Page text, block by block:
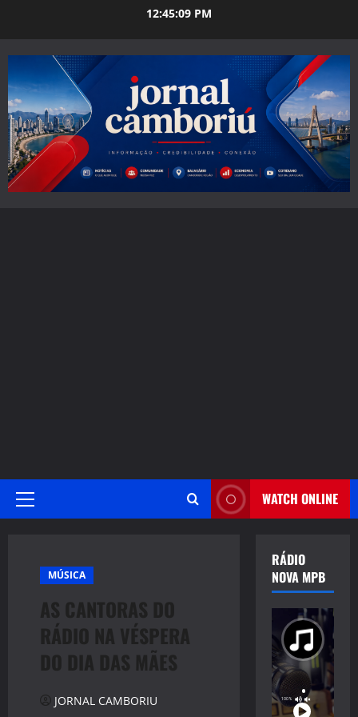
12:45:10 PM
Primary
WATCH ONLINE
MÚSICA
AS CANTORAS DO
RÁDIO NA VÉSPERA
DO DIA DAS MÃES
JORNAL CAMBORIU
RÁDIO
NOVA MPB